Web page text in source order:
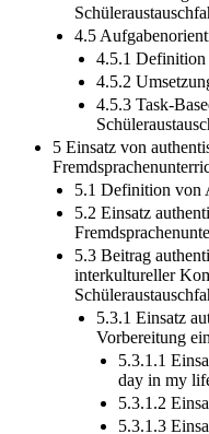
4.4 Anforderungen
4.5
4.5.1 Definition
4.5.2
4.5.3 Task-
5 Einsatz von
5.1 Definition von
5.2 Einsatz
5.3 Beitrag
interkultureller
5.3.1 Einsatz
Vorbereitung
5.3.1.1
day in my
5.3.1.2